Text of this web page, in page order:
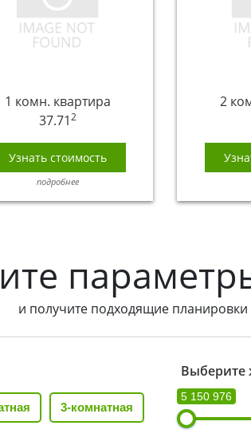
1 комн. квартира
37.712
Узнать стоимость
подробнее
2
и получите подходящие
3-комнатная
Выберите
5 150 976